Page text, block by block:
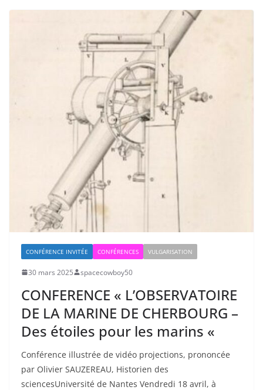
CONFÉRENCE INVITÉE CONFÉRENCES VULGARISATION
30 mars 2025 spacecowboy50
CONFERENCE « L’OBSERVATOIRE
DE LA MARINE DE CHERBOURG –
Des étoiles pour les marins «
Conférence illustrée de vidéo projections, prononcée
par Olivier SAUZEREAU, Historien des
sciencesUniversité de Nantes Vendredi 18 avril, à